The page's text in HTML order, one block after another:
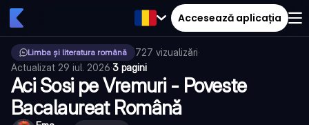
Accesează aplicația
Limba și literatura română 727 vizualizări·
Actualizat 29 iul. 2026·3 pagini
Aci Sosi pe Vremuri - Poveste
Bacalaureat Română